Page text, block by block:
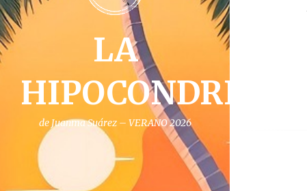
LA
HIPOCONDRIA
de Juanma Suárez – VERANO 2026